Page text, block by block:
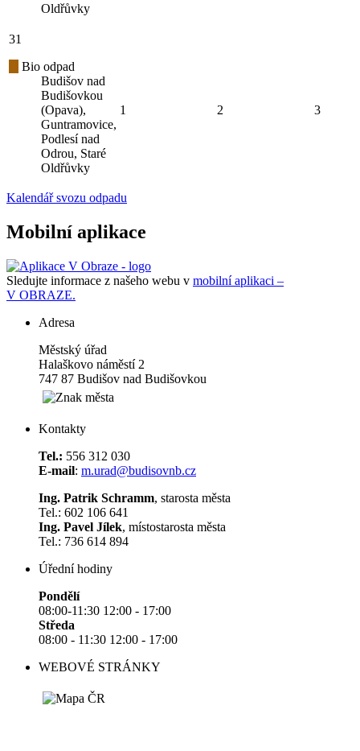
Oldřůvky
31
Bio odpad
Budišov nad
Budišovkou
(Opava),
Guntramovice,
Podlesí nad
Odrou, Staré
Oldřůvky
1 2 3
Kalendář svozu odpadu
Mobilní aplikace
Sledujte informace z našeho webu v mobilní aplikaci –
V OBRAZE.
Adresa
Městský úřad
Halaškovo náměstí 2
747 87 Budišov nad Budišovkou
Kontakty
Tel.: 556 312 030
E-mail: m.urad@budisovnb.cz
Ing. Patrik Schramm, starosta města
Tel.: 602 106 641
Ing. Pavel Jílek, místostarosta města
Tel.: 736 614 894
Úřední hodiny
Pondělí
08:00-11:30 12:00 - 17:00
Středa
08:00 - 11:30 12:00 - 17:00
WEBOVÉ STRÁNKY